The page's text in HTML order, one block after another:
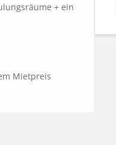
+ ein
Mietpreis